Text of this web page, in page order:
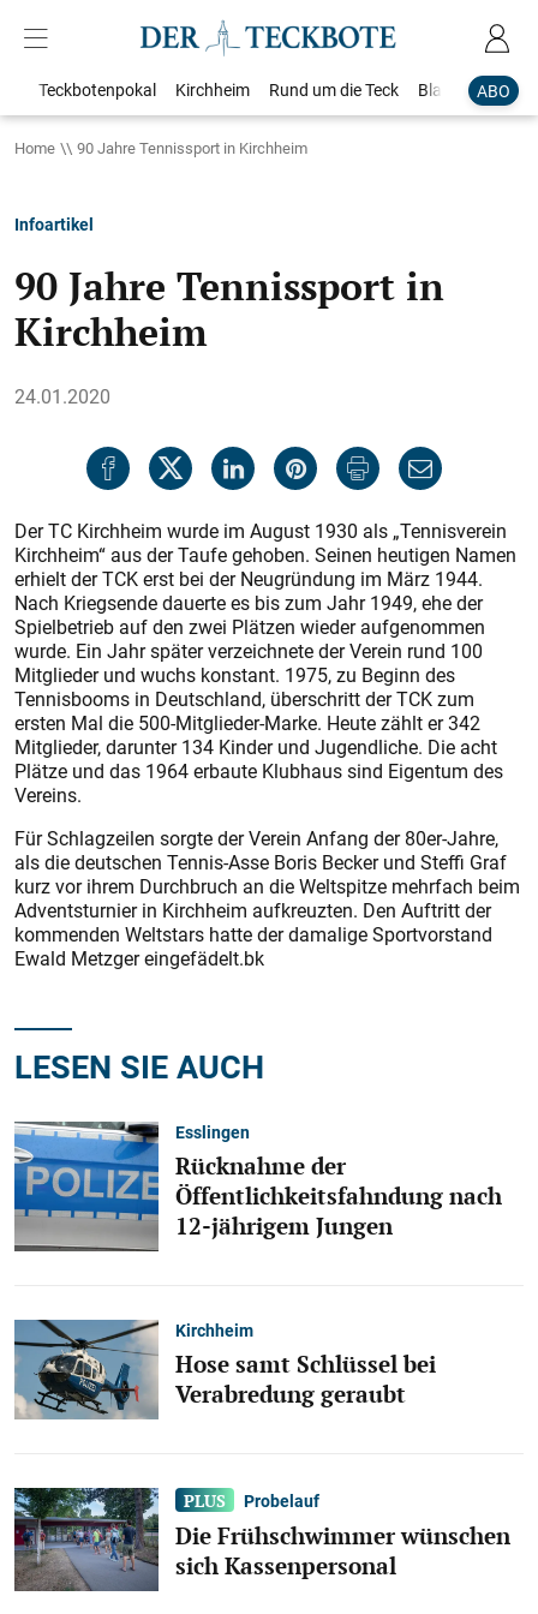
ABO
Teckbotenpokal Kirchheim Rund um die Teck Blaulicht
Home 90 Jahre Tennissport in Kirchheim
Infoartikel
90 Jahre Tennissport in
Kirchheim
24.01.2020
Der TC Kirchheim wurde im August 1930 als „Tennisverein
Kirchheim“ aus der Taufe gehoben. Seinen heutigen Namen
erhielt der TCK erst bei der Neugründung im März 1944.
Nach Kriegsende dauerte es bis zum Jahr 1949, ehe der
Spielbetrieb auf den zwei Plätzen wieder aufgenommen
wurde. Ein Jahr später verzeichnete der Verein rund 100
Mitglieder und wuchs konstant. 1975, zu Beginn des
Tennisbooms in Deutschland, überschritt der TCK zum
ersten Mal die 500-Mitglieder-Marke. Heute zählt er 342
Mitglieder, darunter 134 Kinder und Jugendliche. Die acht
Plätze und das 1964 erbaute Klubhaus sind Eigentum des
Vereins.
Für Schlagzeilen sorgte der Verein Anfang der 80er-Jahre,
als die deutschen Tennis-Asse Boris Becker und Steffi Graf
kurz vor ihrem Durchbruch an die Weltspitze mehrfach beim
Adventsturnier in Kirchheim aufkreuzten. Den Auftritt der
kommenden Weltstars hatte der damalige Sportvorstand
Ewald Metzger eingefädelt.bk
LESEN SIE AUCH
Esslingen
Rücknahme der
Öffentlichkeitsfahndung nach
12-jährigem Jungen
Kirchheim
Hose samt Schlüssel bei
Verabredung geraubt
Probelauf
Die Frühschwimmer wünschen
sich Kassenpersonal